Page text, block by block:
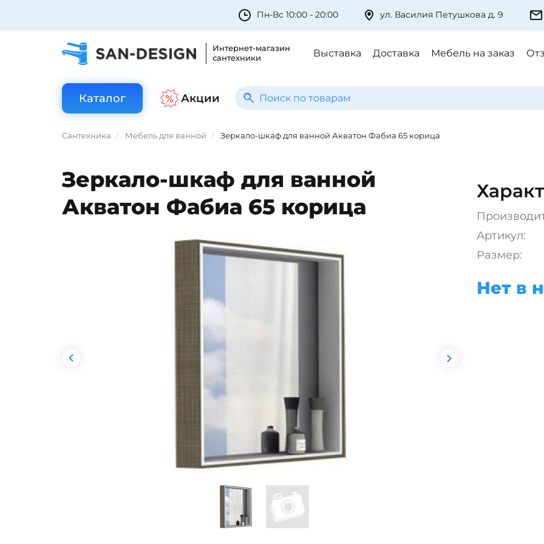
Пн-Вс 10:00 - 20:00 ул. Василия Петушкова д. 9
Интернет-магазин
сантехники
Выставка Доставка Мебель на заказ
Каталог Акции
Сантехника Мебель для ванной Зеркало-шкаф для ванной Акватон Фабиа 65 корица
Зеркало-шкаф для ванной
Акватон Фабиа 65 корица
Артикул:
Размер:
Нет в